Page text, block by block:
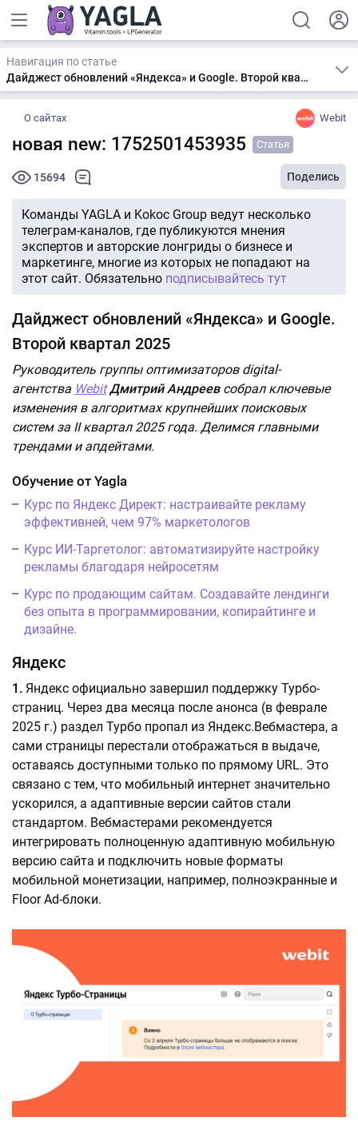
Навигация по статье
Дайджест обновлений «Яндекса» и Google. Второй квартал 2025
О сайтах Webit
новая new: 1752501453935 Статья
15694 Поделись
Команды YAGLA и Kokoc Group ведут несколько
телеграм-каналов, где публикуются мнения
экспертов и авторские лонгриды о бизнесе и
маркетинге, многие из которых не попадают на
этот сайт. Обязательно подписывайтесь тут
Дайджест обновлений «Яндекса» и Google.
Второй квартал 2025
Руководитель группы оптимизаторов digital-
агентства Webit Дмитрий Андреевсобрал ключевые
изменения в алгоритмах крупнейших поисковых
систем за II квартал 2025 года. Делимся главными
трендами и апдейтами.
Обучение от Yagla
Курс по Яндекс Директ: настраивайте рекламу
эффективней, чем 97% маркетологов
Курс ИИ-Таргетолог: автоматизируйте настройку
рекламы благодаря нейросетям
Курс по продающим сайтам. Создавайте лендинги
без опыта в программировании, копирайтинге и
дизайне.
Яндекс
1. Яндекс официально завершил поддержку Турбо-
страниц. Через два месяца после анонса (в феврале
2025 г.) раздел Турбо пропал из Яндекс.Вебмастера, а
сами страницы перестали отображаться в выдаче,
оставаясь доступными только по прямому URL. Это
связано с тем, что мобильный интернет значительно
ускорился, а адаптивные версии сайтов стали
стандартом. Вебмастерами рекомендуется
интегрировать полноценную адаптивную мобильную
версию сайта и подключить новые форматы
мобильной монетизации, например, полноэкранные и
Floor Ad-блоки.